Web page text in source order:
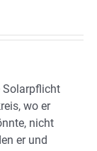
Solarpflicht
wo er
nicht
er und